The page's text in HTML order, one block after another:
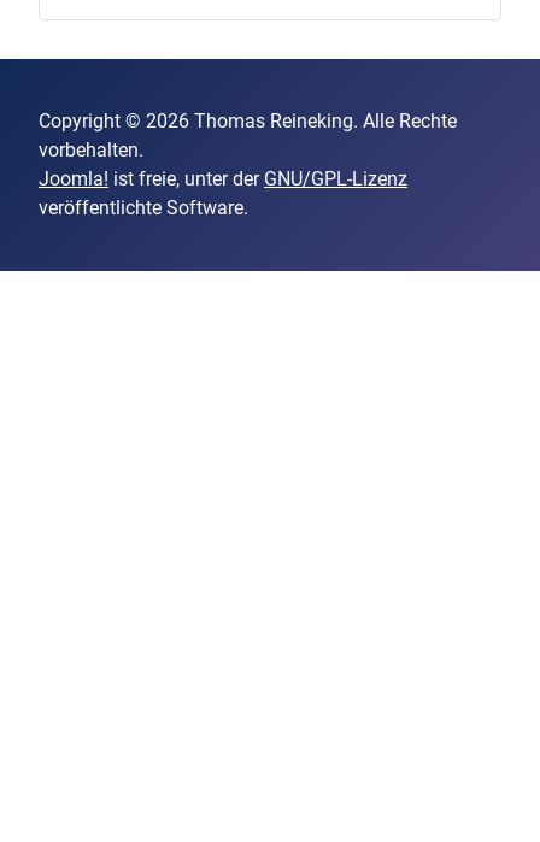
Copyright © 2026 Thomas Reineking. Alle Rechte
vorbehalten.
Joomla! ist freie, unter der GNU/GPL-Lizenz
veröffentlichte Software.